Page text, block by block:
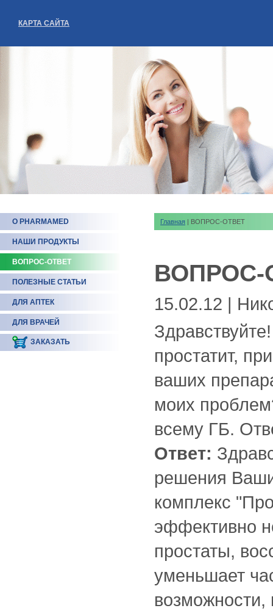
КАРТА САЙТА
О PHARMAMED
НАШИ ПРОДУКТЫ
ВОПРОС-ОТВЕТ
ПОЛЕЗНЫЕ СТАТЬИ
ДЛЯ АПТЕК
ДЛЯ ВРАЧЕЙ
ЗАКАЗАТЬ
Главная | ВОПРОС-ОТВЕТ
ВОПРОС-
15.02.12 |
простатит,
ваших
моих
всему ГБ.
Ответ:
решения
комплекс
эффективно
простаты,
уменьшает